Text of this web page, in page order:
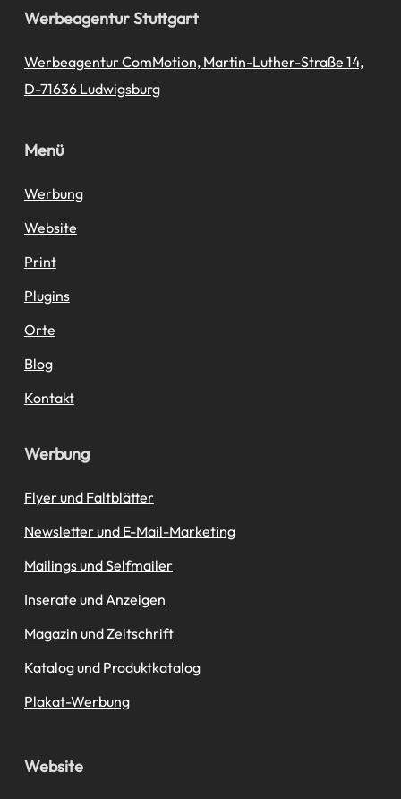
Werbeagentur Stuttgart
Werbeagentur ComMotion, Martin-Luther-Straße 14,
D-71636 Ludwigsburg
Menü
Werbung
Website
Print
Plugins
Orte
Blog
Kontakt
Werbung
Flyer und Faltblätter
Newsletter und E-Mail-Marketing
Mailings und Selfmailer
Inserate und Anzeigen
Magazin und Zeitschrift
Katalog und Produktkatalog
Plakat-Werbung
Website